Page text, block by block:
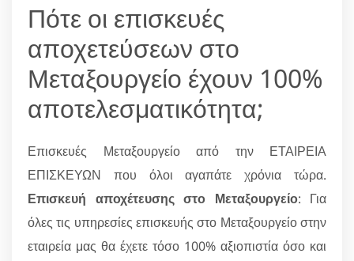
Πότε οι επισκευές
αποχετεύσεων στο
Μεταξουργείο έχουν 100%
αποτελεσματικότητα;
Επισκευές Μεταξουργείο από την ΕΤΑΙΡΕΙΑ
ΕΠΙΣΚΕΥΩΝ που όλοι αγαπάτε χρόνια τώρα.
Επισκευή αποχέτευσης στο Μεταξουργείο: Για
όλες τις υπηρεσίες επισκευής στο Μεταξουργείο στην
εταιρεία μας θα έχετε τόσο 100% αξιοπιστία όσο και